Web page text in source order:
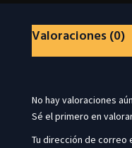
Valoraciones (0)
No hay valoraciones
Sé el primero en
Tu dirección de correo